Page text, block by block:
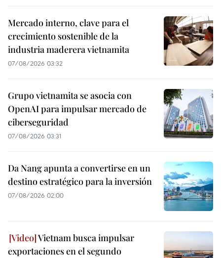
Mercado interno, clave para el
crecimiento sostenible de la
industria maderera vietnamita
07/08/2026 03:32
Grupo vietnamita se asocia con
OpenAI para impulsar mercado de
ciberseguridad
07/08/2026 03:31
Da Nang apunta a convertirse en un
destino estratégico para la inversión
07/08/2026 02:00
Vietnam busca impulsar
exportaciones en el segundo